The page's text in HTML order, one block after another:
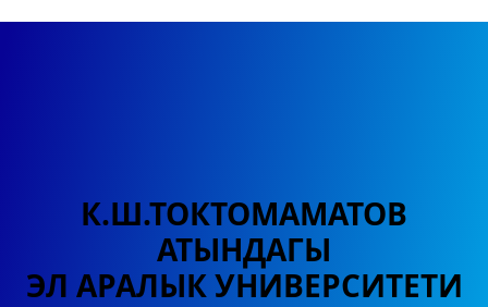
К.Ш.ТОКТОМАМАТОВ
АТЫНДАГЫ
ЭЛ АРАЛЫК УНИВЕРСИТЕТИ